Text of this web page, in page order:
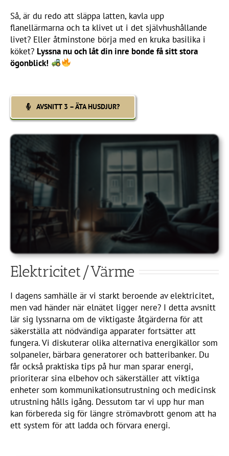
Så, är du redo att släppa latten, kavla upp
flanellärmarna och ta klivet ut i det självhushållande
livet? Eller åtminstone börja med en kruka basilika i
köket? Lyssna nu och låt din inre bonde få sitt stora
ögonblick!
AVSNITT 3 – ÄTA HUSDJUR?
Elektricitet/Värme
I dagens samhälle är vi starkt beroende av elektricitet,
men vad händer när elnätet ligger nere? I detta avsnitt
lär sig lyssnarna om de viktigaste åtgärderna för att
säkerställa att nödvändiga apparater fortsätter att
fungera. Vi diskuterar olika alternativa energikällor som
solpaneler, bärbara generatorer och batteribanker. Du
får också praktiska tips på hur man sparar energi,
prioriterar sina elbehov och säkerställer att viktiga
enheter som kommunikationsutrustning och medicinsk
utrustning hålls igång. Dessutom tar vi upp hur man
kan förbereda sig för längre strömavbrott genom att ha
ett system för att ladda och förvara energi.